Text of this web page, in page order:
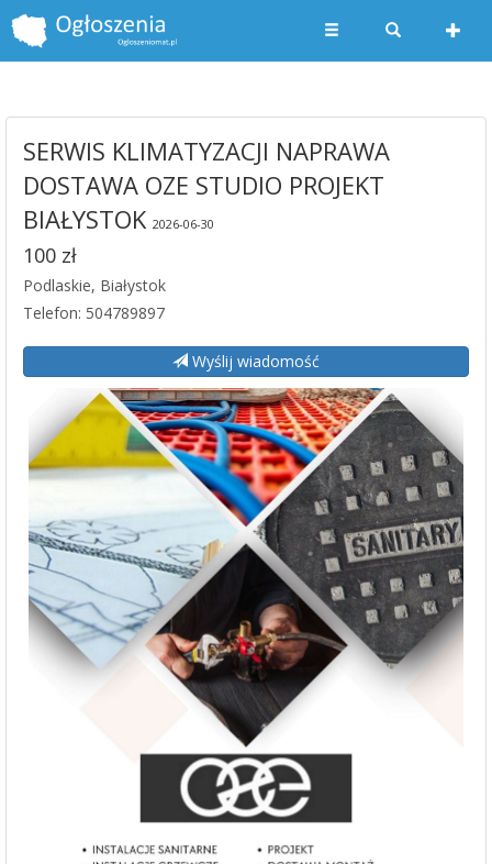
SERWIS KLIMATYZACJI NAPRAWA
DOSTAWA OZE STUDIO PROJEKT
BIAŁYSTOK 2026-06-30
100 zł
Podlaskie, Białystok
Telefon: 504789897
Wyślij wiadomość